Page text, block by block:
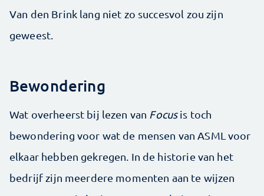
Van den Brink lang niet zo succesvol zou zijn
geweest.
Bewondering
Wat overheerst bij lezen van Focusis toch
bewondering voor wat de mensen van ASML voor
elkaar hebben gekregen. In de historie van het
bedrijf zijn meerdere momenten aan te wijzen